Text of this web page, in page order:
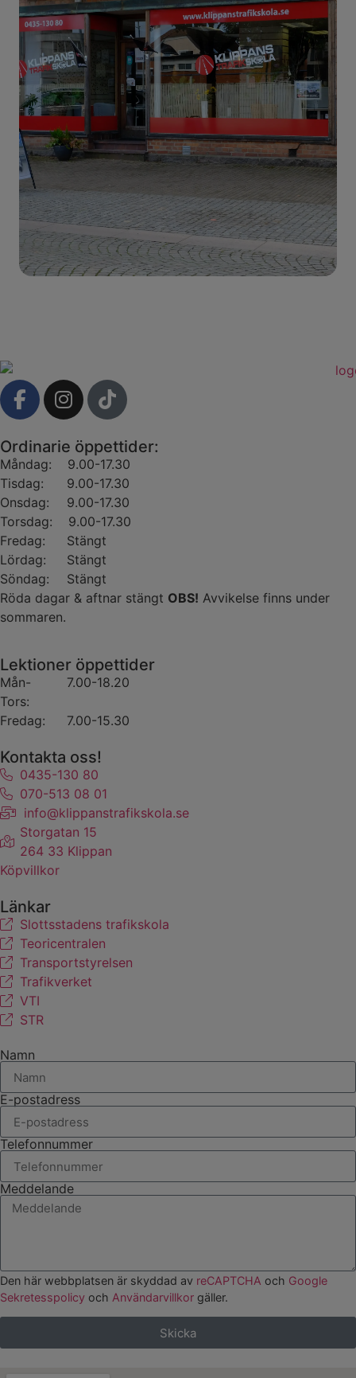
Ordinarie öppettider:
Måndag:
9.00-17.30
Tisdag:
9.00-17.30
Onsdag:
9.00-17.30
Torsdag:
9.00-17.30
Fredag:
Stängt
Lördag:
Stängt
Söndag:
Stängt
Röda dagar & aftnar stängt OBS! Avvikelse finns under
sommaren.
Lektioner öppettider
Mån-
Tors:
7.00-18.20
Fredag: 7.00-15.30
Kontakta oss!
0435-130 80
070-513 08 01​​​​​​​
​​​​​​​info@klippanstrafikskola.se
Storgatan 15
264 33 Klippan
Köpvillkor
Länkar
​​​​​​​Slottsstadens trafikskola
Teoricentralen
Transportstyrelsen
Trafikverket
VTI
STR
Namn
E-postadress
Telefonnummer
Meddelande
Den här webbplatsen är skyddad av reCAPTCHA och Google
Sekretesspolicy och Användarvillkor gäller.
Skicka